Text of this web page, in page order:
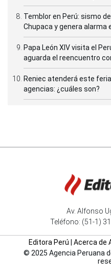
Temblor en Perú: sismo
Chupaca y genera alarma
Papa León XIV visita el
aguarda el reencuentro
Reniec atenderá este
agencias: ¿cuáles son?
Av. Alfonso
Teléfono: (51-1)
Editora Perú | Acerca de
© 2025 Agencia Peruana